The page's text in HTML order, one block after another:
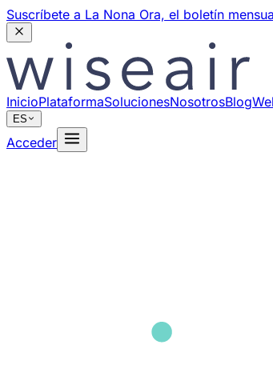
Suscríbete a La Nona Ora, el boletín
InicioPlataformaSolucionesNosotrosBlog
ES
Acceder